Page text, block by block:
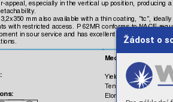
Žádost o
appeal, especiall y in the vertical up position, producing a
lity.
3,2x350 mm also available with a thin coating, "tc", ideal
with restricted access. P 62MR conforms to NACE
pment in sour service and has excellent CTOD values,
ions.
:
Mechani
Yield s
trength, Re:
Tensile
Strength, Rm:
Elongation,